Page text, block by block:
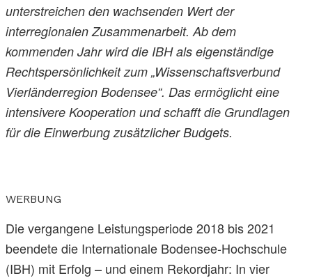
unterstreichen den wachsenden Wert der
interregionalen Zusammenarbeit. Ab dem
kommenden Jahr wird die IBH als eigenständige
Rechtspersönlichkeit zum „Wissenschaftsverbund
Vierländerregion Bodensee“. Das ermöglicht eine
intensivere Kooperation und schafft die Grundlagen
für die Einwerbung zusätzlicher Budgets.
WERBUNG
Die vergangene Leistungsperiode 2018 bis 2021
beendete die Internationale Bodensee-Hochschule
(IBH) mit Erfolg – und einem Rekordjahr: In vier